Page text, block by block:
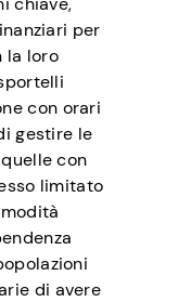
per
la loro
con orari
gestire le
con
limitato
di avere